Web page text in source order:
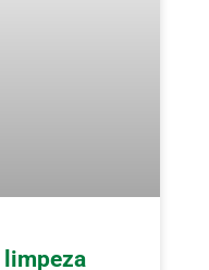
limpeza